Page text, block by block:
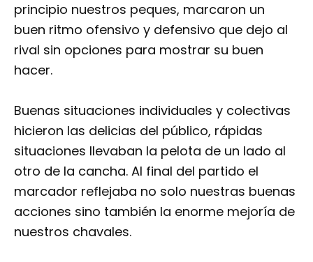
principio nuestros peques, marcaron un
buen ritmo ofensivo y defensivo que dejo al
rival sin opciones para mostrar su buen
hacer.
Buenas situaciones individuales y colectivas
hicieron las delicias del público, rápidas
situaciones llevaban la pelota de un lado al
otro de la cancha. Al final del partido el
marcador reflejaba no solo nuestras buenas
acciones sino también la enorme mejoría de
nuestros chavales.